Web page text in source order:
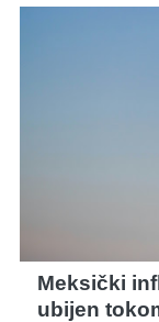
Meksički
ubijen